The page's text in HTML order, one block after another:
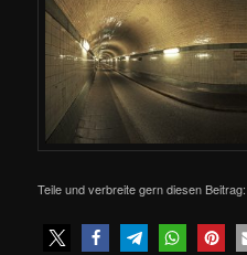
Teile und verbreite gern diesen Beitrag: